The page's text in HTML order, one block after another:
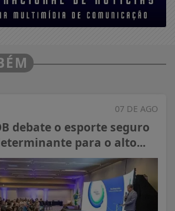
07 DE AGO
debate o esporte seguro
para o alto...